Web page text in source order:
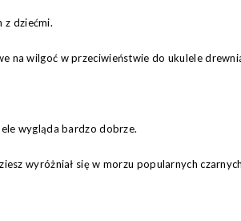
z dziećmi.
na wilgoć w przeciwieństwie do ukulele
wygląda bardzo dobrze.
wyróżniał się w morzu popularnych